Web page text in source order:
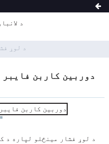
د لوړ
د لوړ فشار مینځلو لپاره د